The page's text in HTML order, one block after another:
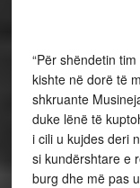
“Për shëndetin
kishte në dorë të
shkruante
duke lënë të
i cili u kujdes deri
si kundërshtare e
burg dhe më pas